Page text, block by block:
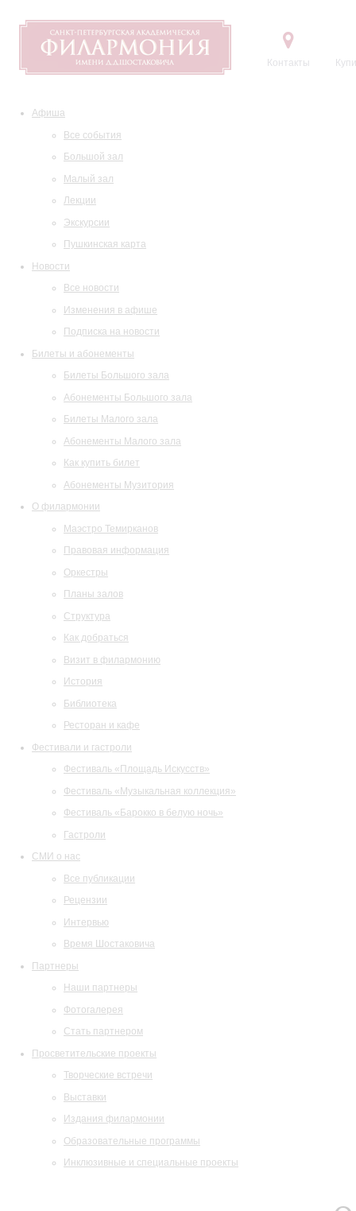
Контакты
Афиша
Все события
Большой зал
Малый зал
Лекции
Экскурсии
Пушкинская карта
Новости
Все новости
Изменения в афише
Подписка на новости
Билеты и абонементы
Билеты Большого зала
Абонементы Большого зала
Билеты Малого зала
Абонементы Малого зала
Как купить билет
Абонементы Музитория
О филармонии
Маэстро Темирканов
Правовая информация
Оркестры
Планы залов
Структура
Как добраться
Визит в филармонию
История
Библиотека
Ресторан и кафе
Фестивали и гастроли
Фестиваль «Площадь Искусств»
Фестиваль «Музыкальная коллекция»
Фестиваль «Барокко в белую ночь»
Гастроли
СМИ о нас
Все публикации
Рецензии
Интервью
Время Шостаковича
Партнеры
Наши партнеры
Фотогалерея
Стать партнером
Просветительские проекты
Творческие встречи
Выставки
Издания филармонии
Образовательные программы
Инклюзивные и специальные проекты